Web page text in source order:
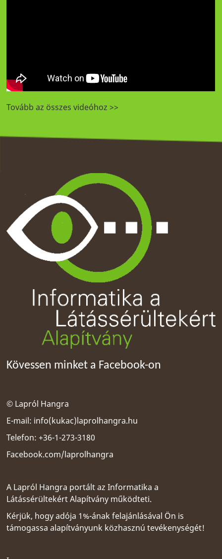
Tovább az összes videóhoz >>
Kövessen minket a Facebook-on
© Lapról Hangra
E-mail: info(kukac)laprolhangra.hu
Telefon: +36-1-273-3180
Facebook.com/laprolhangra
A Lapról Hangra portált azInformatika a
Látássérültekért Alapítvány működteti.
Kérjük, hogy adója 1%-ának felajánlásával Ön is
támogassa alapítványunk közhasznú tevékenységét!